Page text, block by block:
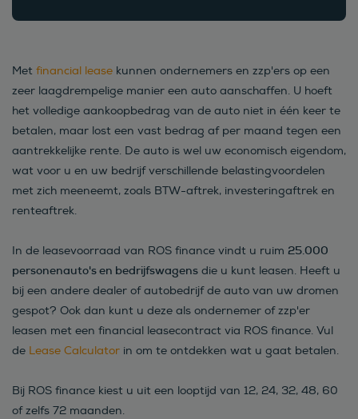
Met financial lease kunnen ondernemers en zzp'ers op een
zeer laagdrempelige manier een auto aanschaffen. U hoeft
het volledige aankoopbedrag van de auto niet in één keer te
betalen, maar lost een vast bedrag af per maand tegen een
aantrekkelijke rente. De auto is wel uw economisch eigendom,
wat voor u en uw bedrijf verschillende belastingvoordelen
met zich meeneemt, zoals BTW-aftrek, investeringaftrek en
renteaftrek.
In de leasevoorraad van ROS finance vindt u ruim 25.000
personenauto's en bedrijfswagens die u kunt leasen. Heeft u
bij een andere dealer of autobedrijf de auto van uw dromen
gespot? Ook dan kunt u deze als ondernemer of zzp'er
leasen met een financial leasecontract via ROS finance. Vul
de Lease Calculator in om te ontdekken wat u gaat betalen.
Bij ROS finance kiest u uit een looptijd van 12, 24, 32, 48, 60
of zelfs 72 maanden.